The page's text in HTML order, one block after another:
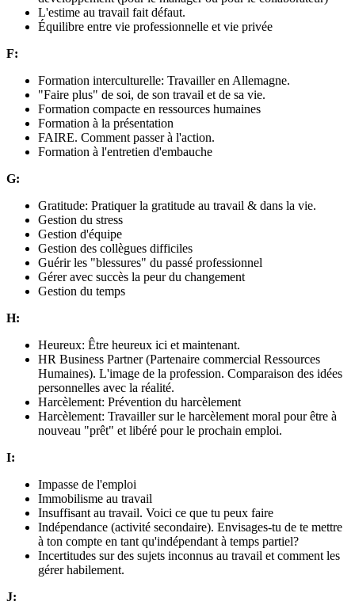
L'estime au travail fait défaut.
Équilibre entre vie professionnelle et vie privée
F:
Formation interculturelle: Travailler en Allemagne.
"Faire plus" de soi, de son travail et de sa vie.
Formation compacte en ressources humaines
Formation à la présentation
FAIRE. Comment passer à l'action.
Formation à l'entretien d'embauche
G:
Gratitude: Pratiquer la gratitude au travail & dans la vie.
Gestion du stress
Gestion d'équipe
Gestion des collègues difficiles
Guérir les "blessures" du passé professionnel
Gérer avec succès la peur du changement
Gestion du temps
H:
Heureux: Être heureux ici et maintenant.
HR Business Partner (Partenaire commercial Ressources
Humaines). L'image de la profession. Comparaison des idées
personnelles avec la réalité.
Harcèlement: Prévention du harcèlement
Harcèlement: Travailler sur le harcèlement moral pour être à
nouveau "prêt" et libéré pour le prochain emploi.
I:
Impasse de l'emploi
Immobilisme au travail
Insuffisant au travail. Voici ce que tu peux faire
Indépendance (activité secondaire). Envisages-tu de te mettre
à ton compte en tant qu'indépendant à temps partiel?
Incertitudes sur des sujets inconnus au travail et comment les
gérer habilement.
J: